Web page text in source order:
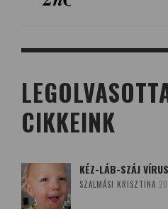
CIKKEINK
KÉZ-LÁB-SZÁJ
SZALMÁSI KRISZTINA